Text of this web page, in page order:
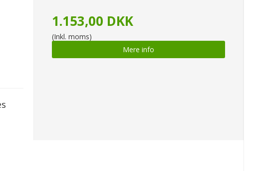
1.153,00 DKK
(Inkl. moms)
Mere info